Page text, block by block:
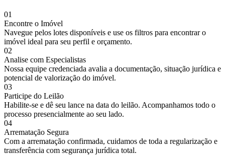
01
Encontre o Imóvel
Navegue pelos lotes disponíveis e use os filtros para encontrar o
imóvel ideal para seu perfil e orçamento.
02
Analise com Especialistas
Nossa equipe credenciada avalia a documentação, situação jurídica e
potencial de valorização do imóvel.
03
Participe do Leilão
Habilite-se e dê seu lance na data do leilão. Acompanhamos todo o
processo presencialmente ao seu lado.
04
Arrematação Segura
Com a arrematação confirmada, cuidamos de toda a regularização e
transferência com segurança jurídica total.